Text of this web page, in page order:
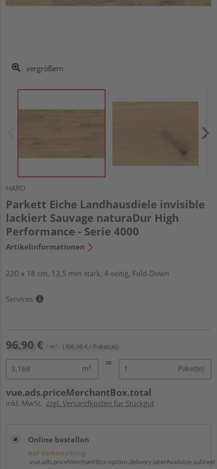
vergrößern
HARO
Parkett Eiche Landhausdiele invisible
lackiert Sauvage naturaDur High
Performance - Serie 4000
Artikelinformationen
220 x 18 cm, 13,5 mm stark, 4-seitig, Fold-Down
Services
96,90 € / m² (306,98 € / Paket(e))
m² Paket(e)
vue.ads.priceMerchantBox.total
inkl. MwSt. zzgl. Versandkosten für Stückgut
Online bestellen
Auf Vorbestellung:
vue.ads.priceMerchantBox.option.delivery.laterAvailable.subtext